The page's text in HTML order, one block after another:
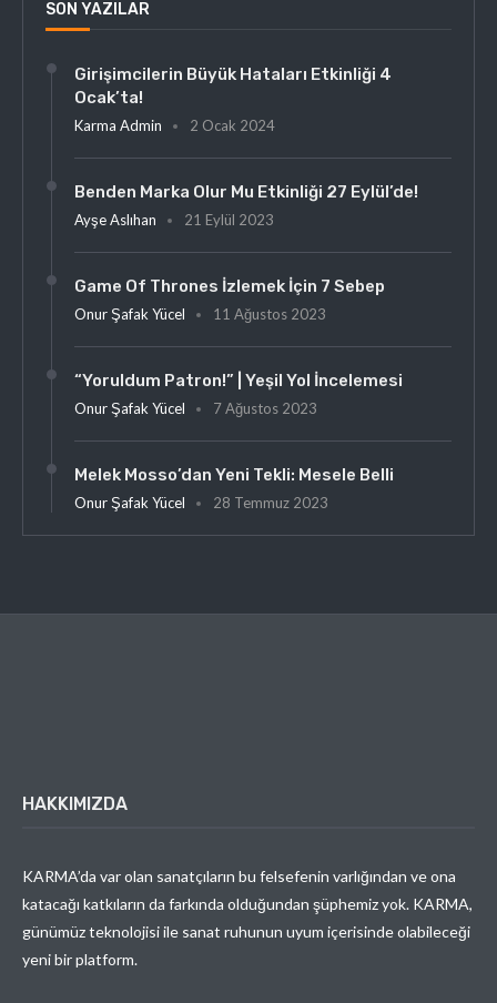
SON YAZILAR
Girişimcilerin Büyük Hataları Etkinliği 4
Ocak’ta!
Karma Admin 2 Ocak 2024
Benden Marka Olur Mu Etkinliği 27 Eylül’de!
Ayşe Aslıhan 21 Eylül 2023
Game Of Thrones İzlemek İçin 7 Sebep
Onur Şafak Yücel 11 Ağustos 2023
“Yoruldum Patron!” | Yeşil Yol İncelemesi
Onur Şafak Yücel 7 Ağustos 2023
Melek Mosso’dan Yeni Tekli: Mesele Belli
Onur Şafak Yücel 28 Temmuz 2023
HAKKIMIZDA
KARMA’da var olan sanatçıların bu felsefenin varlığından ve ona
katacağı katkıların da farkında olduğundan şüphemiz yok. KARMA,
günümüz teknolojisi ile sanat ruhunun uyum içerisinde olabileceği
yeni bir platform.